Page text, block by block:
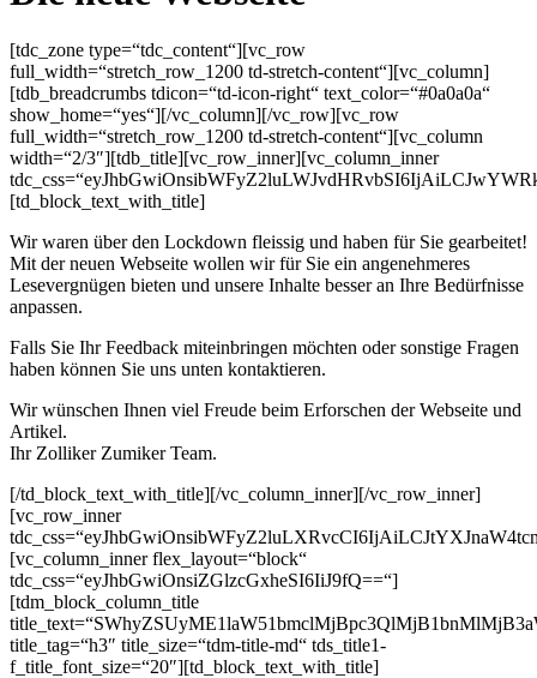
[tdc_zone type=“tdc_content“][vc_row
full_width=“stretch_row_1200 td-stretch-content“][vc_column]
[tdb_breadcrumbs tdicon=“td-icon-right“ text_color=“#0a0a0a“
show_home=“yes“][/vc_column][/vc_row][vc_row
full_width=“stretch_row_1200 td-stretch-content“][vc_column
width=“2/3″][tdb_title][vc_row_inner][vc_column_inner
[td_block_text_with_title]
Wir waren über den Lockdown fleissig und haben für Sie gearbeitet!
Mit der neuen Webseite wollen wir für Sie ein angenehmeres
Lesevergnügen bieten und unsere Inhalte besser an Ihre Bedürfnisse
anpassen.
Falls Sie Ihr Feedback miteinbringen möchten oder sonstige Fragen
haben können Sie uns unten kontaktieren.
Wir wünschen Ihnen viel Freude beim Erforschen der Webseite und
Artikel.
Ihr Zolliker Zumiker Team.
[/td_block_text_with_title][/vc_column_inner][/vc_row_inner]
[vc_row_inner
[vc_column_inner flex_layout=“block“
tdc_css=“eyJhbGwiOnsiZGlzcGxheSI6IiJ9fQ==“]
[tdm_block_column_title
title_tag=“h3″ title_size=“tdm-title-md“ tds_title1-
f_title_font_size=“20″][td_block_text_with_title]